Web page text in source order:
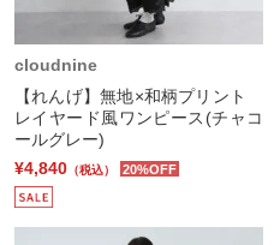
cloudnine
【れんげ】無地×和柄プリント
レイヤード風ワンピース(チャコ
ールグレー)
¥4,840 （税込） 20%OFF